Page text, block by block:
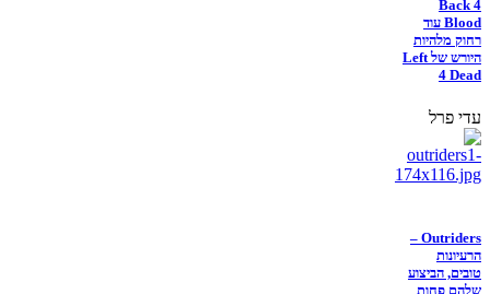
Back 4
Blood עוד
רחוק מלהיות
היורש של Left
4 Dead
עדי פרל
Outriders –
הרעיונות
טובים, הביצוע
שלהם פחות